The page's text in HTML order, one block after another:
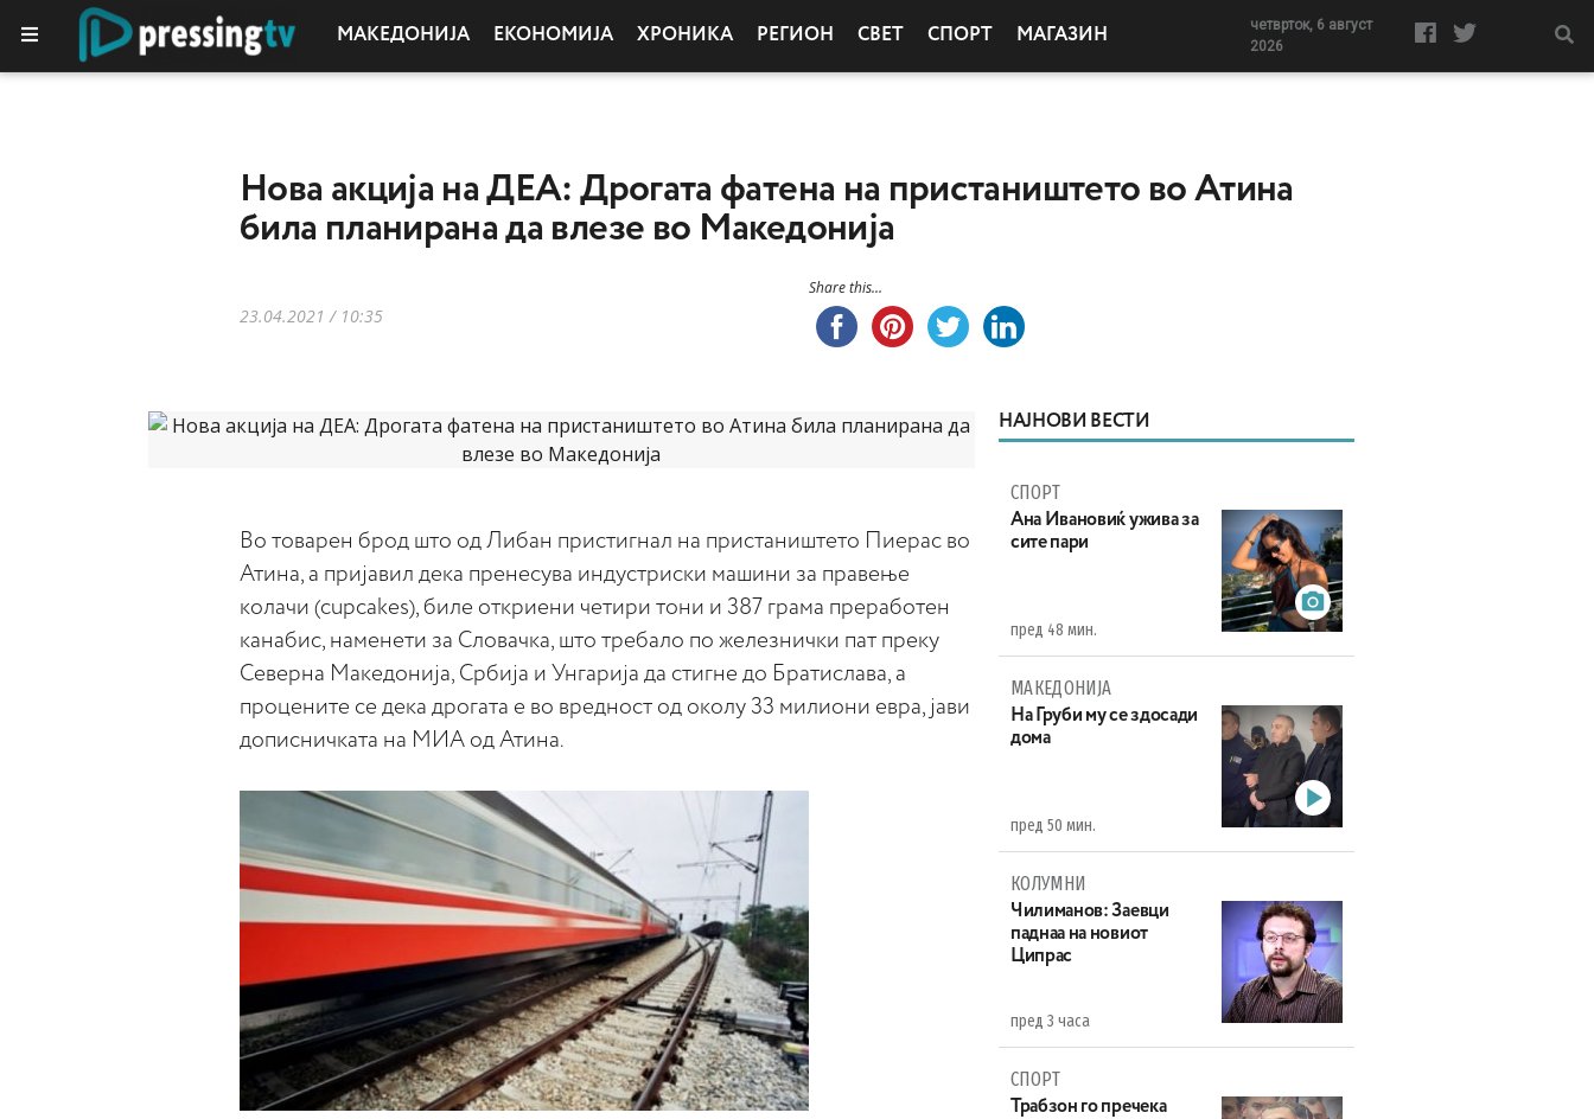
МАКЕДОНИЈА ЕКОНОМИЈА ХРОНИКА РЕГИОН СВЕТ СПОРТ МАГАЗИН
четврток, 6 август
2026
Нова акција на ДЕА: Дрогата фатена на пристаништето во Атина
била планирана да влезе во Македонија
23.04.2021 / 10:35
Share this...
Во товарен брод што од Либан пристигнал на пристаништето Пиерас во
Атина, а пријавил дека пренесува индустриски машини за правење
колачи (cupcakes), биле откриени четири тони и 387 грама преработен
канабис, наменети за Словачка, што требало по железнички пат преку
Северна Македонија, Србија и Унгарија да стигне до Братислава, а
процените се дека дрогата е во вредност од околу 33 милиони евра, јави
дописничката на МИА од Атина.
НАЈНОВИ ВЕСТИ
СПОРТ
Ана Ивановиќ ужива за
сите пари
пред 48 мин.
МАКЕДОНИЈА
На Груби му се здосади
дома
пред 50 мин.
КОЛУМНИ
Чилиманов: Заевци
паднаа на новиот
Ципрас
пред 3 часа
СПОРТ
Трабзон го пречека